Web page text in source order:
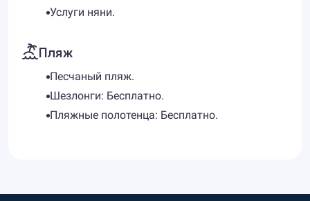
Услуги няни.
Пляж
Песчаный пляж.
Шезлонги: Бесплатно.
Пляжные полотенца: Бесплатно.